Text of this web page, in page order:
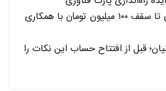
امکان خرید نقره اقساطی تا سقف ۱۰۰ میلیون تومان با همکاری
قبل از افتتاح حساب این نکات را